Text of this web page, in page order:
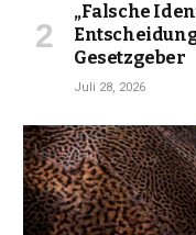
„Falsche
Gesetzgeber
Juli 28, 2026